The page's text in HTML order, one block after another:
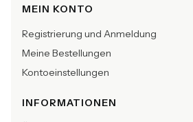
Fußzeilenmenü
MEIN KONTO
Registrierung und Anmeldung
Meine Bestellungen
Kontoeinstellungen
INFORMATIONEN